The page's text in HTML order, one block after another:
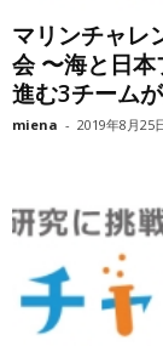
マリンチャレ
会 〜海と日
進む3チーム
miena - 2019年8月25